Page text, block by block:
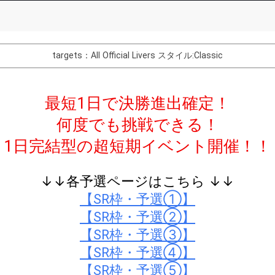
Gold to purchase gifts
the performer's
Comments
You can post comments. Please
other users.
Close
targets：All Official Livers スタイル:Classic
最短1日で決勝進出確定！
何度でも挑戦できる！
1日完結型の超短期イベント開催！！
↓↓各予選ページはこちら ↓↓
【SR枠・予選①】
【SR枠・予選②】
【SR枠・予選③】
【SR枠・予選④】
【SR枠・予選⑤】